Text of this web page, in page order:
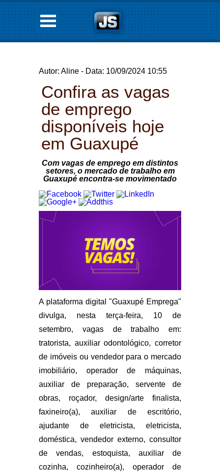
Autor: Aline - Data: 10/09/2024 10:55
Confira as vagas
de emprego
disponíveis hoje
em Guaxupé
Com vagas de emprego em distintos
setores, o mercado de trabalho em
Guaxupé encontra-se movimentado
A plataforma digital "Guaxupé Emprega"
divulga, nesta terça-feira, 10 de
setembro, vagas de trabalho em:
tratorista, auxiliar odontológico, corretor
de imóveis ou vendedor para o mercado
imobiliário, operador de máquinas,
auxiliar de preparação, servente de
obras, roçador, design/arte finalista,
faxineiro(a), auxiliar de escritório,
ajudante de eletricista, eletricista,
doméstica, vendedor externo, consultor
de vendas, estoquista, auxiliar de
cozinha, cozinheiro(a), operador de